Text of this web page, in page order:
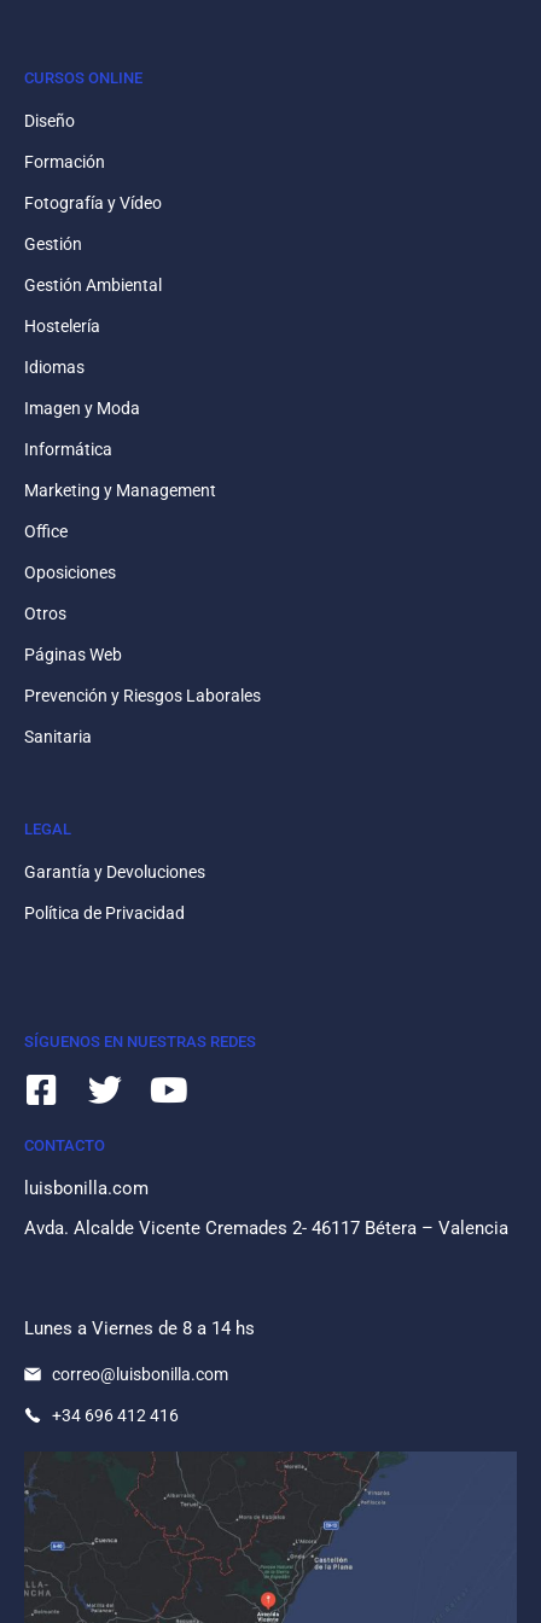
CURSOS ONLINE
Diseño
Formación
Fotografía y Vídeo
Gestión
Gestión Ambiental
Hostelería
Idiomas
Imagen y Moda
Informática
Marketing y Management
Office
Oposiciones
Otros
Páginas Web
Prevención y Riesgos Laborales
Sanitaria
LEGAL
Garantía y Devoluciones
Política de Privacidad
SÍGUENOS EN NUESTRAS REDES
CONTACTO
luisbonilla.com
Avda. Alcalde Vicente Cremades 2- 46117 Bétera – Valencia
Lunes a Viernes de 8 a 14 hs
correo@luisbonilla.com
+34 696 412 416